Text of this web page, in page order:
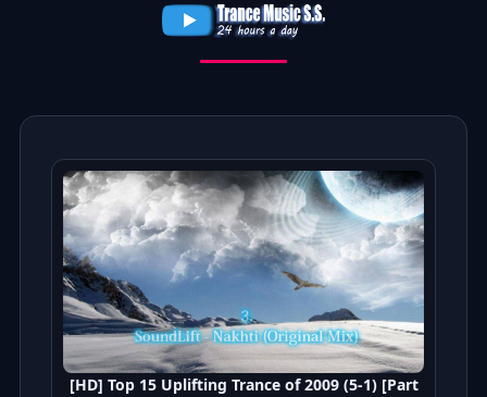
[HD] Top 15 Uplifting Trance of 2009 (5-1) [Part